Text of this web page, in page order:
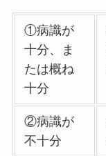
①病識が
十分、ま
たは概ね
十分
②病識が
不十分